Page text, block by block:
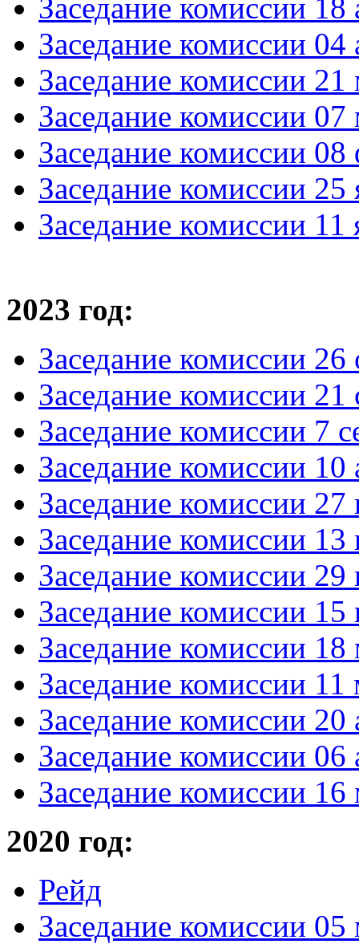
Заседание комиссии 18
Заседание комиссии 04
Заседание комиссии 21
Заседание комиссии 07
Заседание комиссии
Заседание комиссии 25
Заседание комиссии 11
2023 год:
Заседание комиссии 26
Заседание комиссии 21
Заседание комиссии 7
Заседание комиссии 10
Заседание комиссии
Заседание комиссии
Заседание комиссии
Заседание комиссии
Заседание комиссии 18
Заседание комиссии 11
Заседание комиссии 20
Заседание комиссии 06
Заседание комиссии 16
2020 год:
Рейд
Заседание комиссии 05